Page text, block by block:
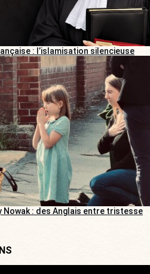
: l’islamisation silencieuse
Nowak : des Anglais entre tristesse